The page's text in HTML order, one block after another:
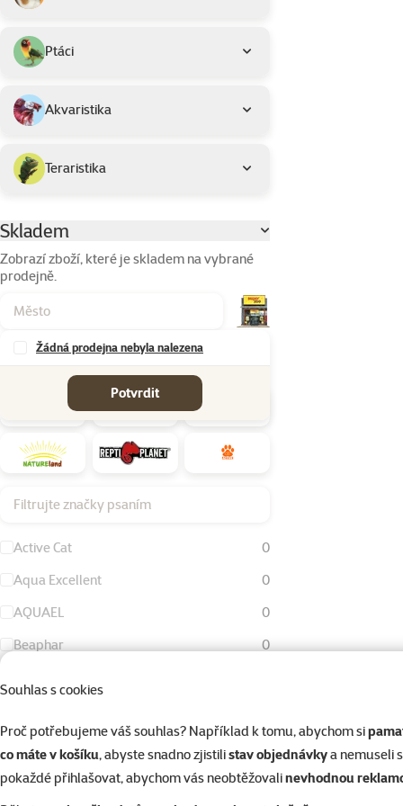
Souhlas s cookies
Proč potřebujeme váš souhlas? Například k tomu, abychom si
co máte v košíku, abyste snadno zjistilistav objednávkya nemuseli
pokaždé přihlašovat, abychom vás neobtěžovalinevhodnou
Ptáci
Akvaristika
Teraristika
Parametrický filtr
Skladem
Zobrazí zboží, které je skladem na vybrané
prodejně.
Žádná prodejna nebyla nalezena
Potvrdit
Filtrujte značky psaním
Active Cat
0
Aqua Excellent
0
AQUAEL
0
Beaphar
0
Eheim
FURminator
0